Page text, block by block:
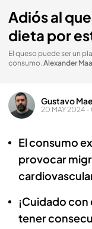
Adiós al
dieta por
El queso puede ser un
consumo.Alexander
Gustavo
20 MAY 2024 -
El consumo
provocar
¡Cuidado
tener